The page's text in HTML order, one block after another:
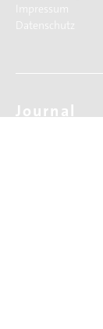
Impressum
Datenschutz
Journal